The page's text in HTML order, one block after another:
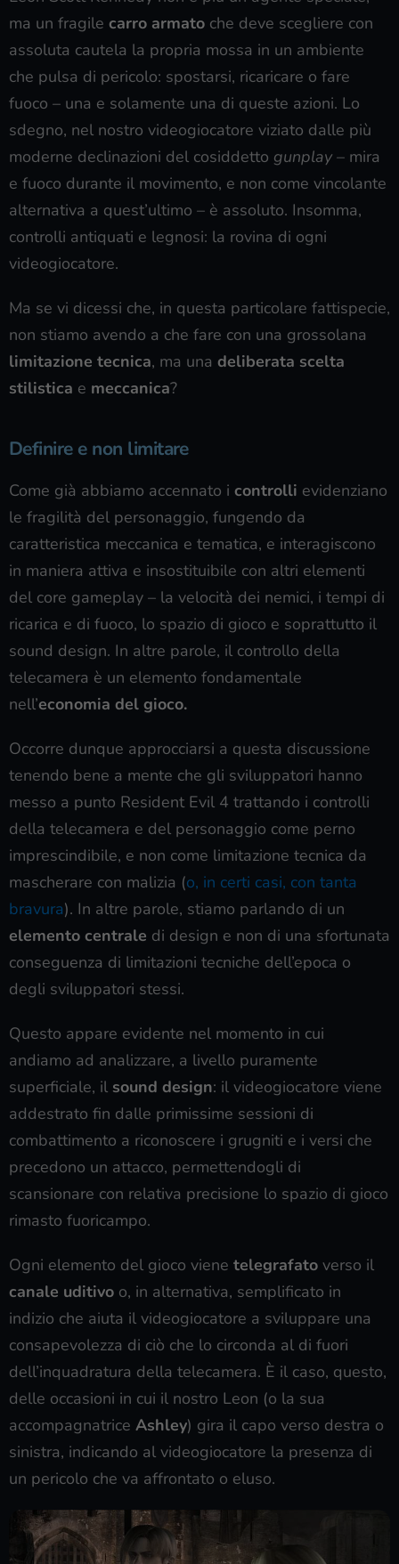
ma un fragile carro armato che deve scegliere con
assoluta cautela la propria mossa in un ambiente
che pulsa di pericolo: spostarsi, ricaricare o fare
fuoco – una e solamente una di queste azioni. Lo
sdegno, nel nostro videogiocatore viziato dalle più
moderne declinazioni del cosiddetto gunplay – mira
e fuoco durante il movimento, e non come vincolante
alternativa a quest’ultimo – è assoluto. Insomma,
controlli antiquati e legnosi: la rovina di ogni
videogiocatore.
Ma se vi dicessi che, in questa particolare fattispecie,
non stiamo avendo a che fare con una grossolana
limitazione tecnica, ma una deliberata scelta
stilistica e meccanica?
Definire e non limitare
Come già abbiamo accennato i controlli evidenziano
le fragilità del personaggio, fungendo da
caratteristica meccanica e tematica, e interagiscono
in maniera attiva e insostituibile con altri elementi
del core gameplay – la velocità dei nemici, i tempi di
ricarica e di fuoco, lo spazio di gioco e soprattutto il
sound design. In altre parole, il controllo della
telecamera è un elemento fondamentale
nell’economia del gioco.
Occorre dunque approcciarsi a questa discussione
tenendo bene a mente che gli sviluppatori hanno
messo a punto Resident Evil 4 trattando i controlli
della telecamera e del personaggio come perno
imprescindibile, e non come limitazione tecnica da
mascherare con malizia (o, in certi casi, con tanta
bravura). In altre parole, stiamo parlando di un
elemento centrale di design e non di una sfortunata
conseguenza di limitazioni tecniche dell’epoca o
degli sviluppatori stessi.
Questo appare evidente nel momento in cui
andiamo ad analizzare, a livello puramente
superficiale, il sound design: il videogiocatore viene
addestrato fin dalle primissime sessioni di
combattimento a riconoscere i grugniti e i versi che
precedono un attacco, permettendogli di
scansionare con relativa precisione lo spazio di gioco
rimasto fuoricampo.
Ogni elemento del gioco viene telegrafato verso il
canale uditivo o, in alternativa, semplificato in
indizio che aiuta il videogiocatore a sviluppare una
consapevolezza di ciò che lo circonda al di fuori
dell’inquadratura della telecamera. È il caso, questo,
delle occasioni in cui il nostro Leon (o la sua
accompagnatrice Ashley) gira il capo verso destra o
sinistra, indicando al videogiocatore la presenza di
un pericolo che va affrontato o eluso.